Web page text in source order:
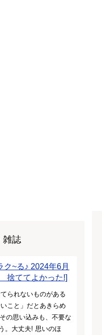
雑誌
ク~る♪ 2024年6月
捨ててよかった!]
られないものがある
こと」だとあきらめ
の思い込みも、不要な
。大丈夫! 思いのほ